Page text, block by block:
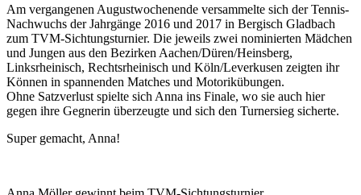
Am vergangenen Augustwochenende versammelte sich der Tennis-
Nachwuchs der Jahrgänge 2016 und 2017 in Bergisch Gladbach
zum TVM-Sichtungsturnier. Die jeweils zwei nominierten Mädchen
und Jungen aus den Bezirken Aachen/Düren/Heinsberg,
Linksrheinisch, Rechtsrheinisch und Köln/Leverkusen zeigten ihr
Können in spannenden Matches und Motorikübungen.
Ohne Satzverlust spielte sich Anna ins Finale, wo sie auch hier
gegen ihre Gegnerin überzeugte und sich den Turnersieg sicherte.
Super gemacht, Anna!